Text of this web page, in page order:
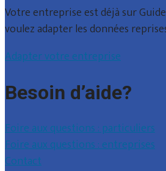
Votre entreprise est déjà sur
voulez adapter les données
Adapter votre entreprise
Besoin d’aide?
Foire aux questions : particuliers
Foire aux questions : entreprises
Contact